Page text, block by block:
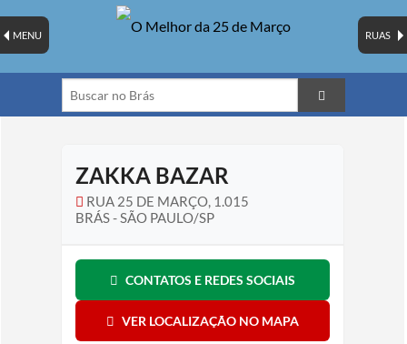
RUAS
MENU
ZAKKA BAZAR
RUA 25 DE MARÇO, 1.015
BRÁS - SÃO PAULO/SP
CONTATOS E REDES SOCIAIS
VER LOCALIZAÇÃO NO MAPA